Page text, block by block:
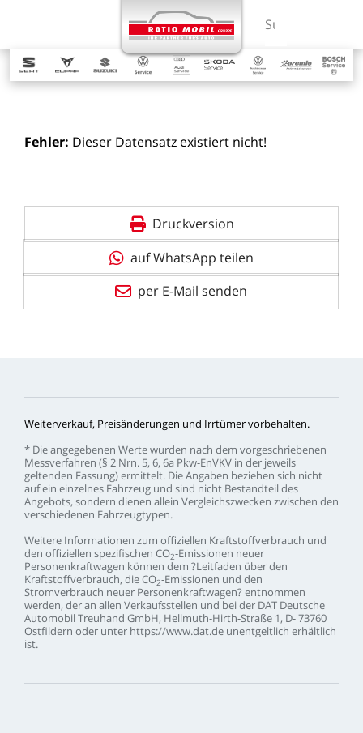
Suchbegriff
Fehler: Dieser Datensatz existiert nicht!
Druckversion
auf WhatsApp teilen
per E-Mail senden
Weiterverkauf, Preisänderungen und Irrtümervorbehalten.
* Dieangegebenen Wertewurden nach dem vorgeschriebenen
Messverfahren (§ 2 Nrn. 5, 6, 6a Pkw-EnVKV in der jeweils
geltenden Fassung)ermittelt. DieAngaben beziehen sich nicht
aufein einzelnes Fahrzeug und sind nicht Bestandteildes
Angebots, sondern dienen allein Vergleichszwecken zwischen den
verschiedenen Fahrzeugtypen.
Weitere Informationen zum offiziellen Kraftstoffverbrauch und
den offiziellen spezifischen CO2-Emissionen neuer
Personenkraftwagen können dem ?Leitfaden überden
Kraftstoffverbrauch, dieCO2-Emissionen und den
Stromverbrauch neuer Personenkraftwagen? entnommen
werden, deran allen Verkaufsstellen und beider DAT Deutsche
AutomobilTreuhand GmbH, Hellmuth-Hirth-Straße 1, D-73760
Ostfildern oder unter https://www.dat.de unentgeltlich erhältlich
ist.